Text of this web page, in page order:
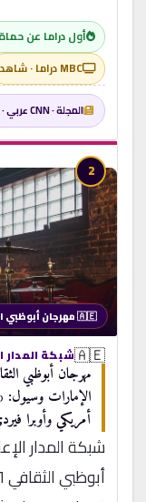
أول دراما عن حماة 1982
MBC دراما · شاهد
المجلة · CNN عربي · الأهرام
2
🇦🇪 مهرجان أبوظبي الثقافي – الإمارات
🇦🇪شبكة المدار
الإمارات وسيول:
أمريكي وأوبرا
شبكة المدار